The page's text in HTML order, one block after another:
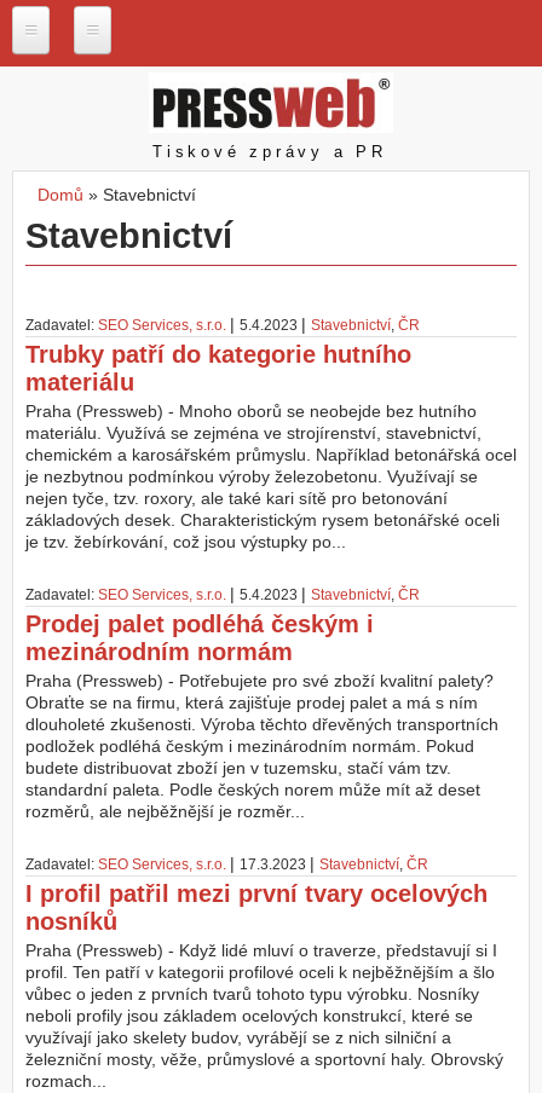
P
e
b
.
c
N
a
š
e
s
l
u
ž
b
y
a
l
o
ž
i
t
ú
č
e
t
Pressweb
Tiskové zprávy a PR
Jste zde
Domů » Stavebnictví
Stavebnictví
Zadavatel: SEO Services, s.r.o. | 5.4.2023 | Stavebnictví, ČR
Trubky patří do kategorie hutního
materiálu
Praha (Pressweb) - Mnoho oborů se neobejde bez hutního
materiálu. Využívá se zejména ve strojírenství, stavebnictví,
chemickém a karosářském průmyslu. Například betonářská ocel
je nezbytnou podmínkou výroby železobetonu. Využívají se
nejen tyče, tzv. roxory, ale také kari sítě pro betonování
základových desek. Charakteristickým rysem betonářské oceli
je tzv. žebírkování, což jsou výstupky po...
Zadavatel: SEO Services, s.r.o. | 5.4.2023 | Stavebnictví, ČR
Prodej palet podléhá českým i
mezinárodním normám
Praha (Pressweb) - Potřebujete pro své zboží kvalitní palety?
Obraťte se na firmu, která zajišťuje prodej palet a má s ním
dlouholeté zkušenosti. Výroba těchto dřevěných transportních
podložek podléhá českým i mezinárodním normám. Pokud
budete distribuovat zboží jen v tuzemsku, stačí vám tzv.
standardní paleta. Podle českých norem může mít až deset
rozměrů, ale nejběžnější je rozměr...
Zadavatel: SEO Services, s.r.o. | 17.3.2023 | Stavebnictví, ČR
I profil patřil mezi první tvary ocelových
nosníků
Praha (Pressweb) - Když lidé mluví o traverze, představují si I
profil. Ten patří v kategorii profilové oceli k nejběžnějším a šlo
vůbec o jeden z prvních tvarů tohoto typu výrobku. Nosníky
neboli profily jsou základem ocelových konstrukcí, které se
využívají jako skelety budov, vyrábějí se z nich silniční a
železniční mosty, věže, průmyslové a sportovní haly. Obrovský
rozmach...